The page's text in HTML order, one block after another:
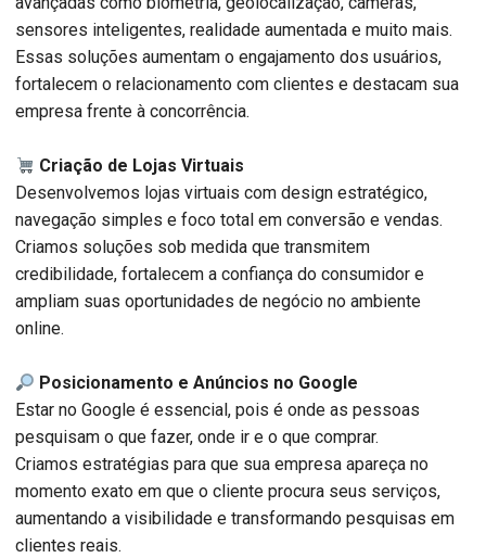
sensores inteligentes, realidade aumentada e muito mais.
Essas soluções aumentam o engajamento dos usuários,
fortalecem o relacionamento com clientes e destacam sua
empresa frente à concorrência.
Criação de Lojas Virtuais
Desenvolvemos lojas virtuais com design estratégico,
navegação simples e foco total em conversão e vendas.
Criamos soluções sob medida que transmitem
credibilidade, fortalecem a confiança do consumidor e
ampliam suas oportunidades de negócio no ambiente
online.
Posicionamento e Anúncios no Google
Estar no Google é essencial, pois é onde as pessoas
pesquisam o que fazer, onde ir e o que comprar.
Criamos estratégias para que sua empresa apareça no
momento exato em que o cliente procura seus serviços,
aumentando a visibilidade e transformando pesquisas em
clientes reais.